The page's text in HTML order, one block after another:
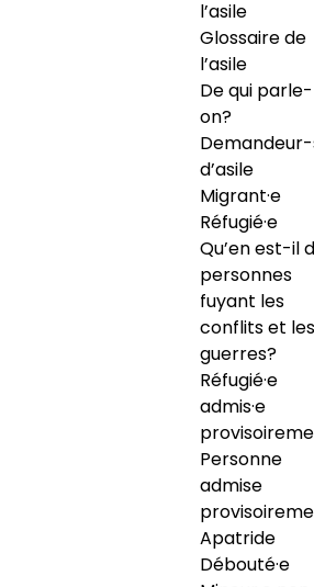
l’asile
Glossaire de
l’asile
De qui
on?
d’asile
Migrant·e
Réfugié·e
Qu’en est-il
personnes
fuyant les
conflits et les
guerres?
Réfugié·e
admis·e
Personne
admise
Apatride
Débouté·e